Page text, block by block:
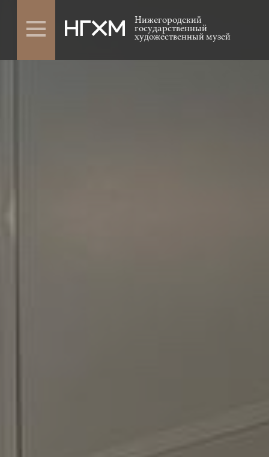
Нижегородский
государственный
художественный музей